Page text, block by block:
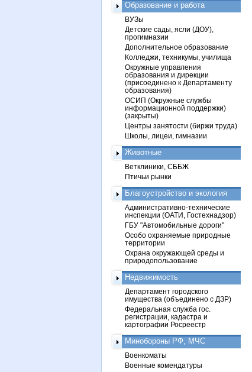
Образование и работа
ВУЗы
Детские сады, ясли (ДОУ),
прогимназии
Дополнительное образование
Колледжи, техникумы, училища
Окружные управления
образования и дирекции
(присоединено к Департаменту
образования)
ОСИП (Окружные службы
информационной поддержки)
(закрыты)
Центры занятости (биржи труда)
Школы, лицеи, гимназии
Животные
Ветклиники, СББЖ
Птичьи рынки
Благоустройство и экология
Административно-технические
инспекции (ОАТИ, Гостехнадзор)
ГБУ "Автомобильные дороги"
Особо охраняемые природные
территории
Охрана окружающей среды и
природопользование
Недвижимость
Департамент городского
имущества (объединено с ДЗР)
Федеральная служба гос.
регистрации, кадастра и
картографии Росреестр
Минобороны РФ, МЧС
Военкоматы
Военные комендатуры